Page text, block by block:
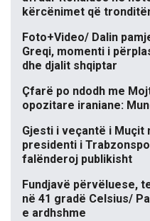
kërcënimet që
Foto+Video/ Dalin
Greqi, momenti i
dhe djalit shqiptar
Çfarë po ndodh me
opozitare iraniane:
Gjesti i veçantë i Muçit
presidenti i
falënderoj publikisht
Fundjavë përvëluese,
në 41 gradë Celsius/
e ardhshme